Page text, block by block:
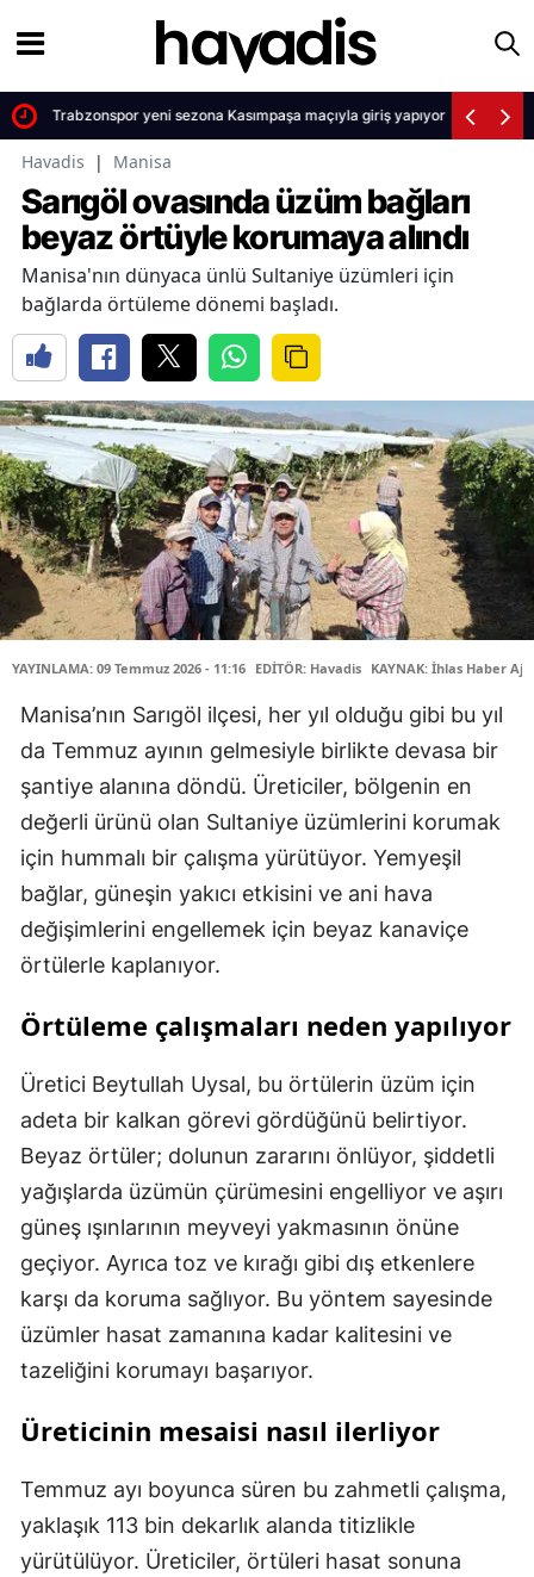
Trabzonspor yeni sezona Kasımpaşa maçıyla giriş yapıyor
Havadis | Manisa
Sarıgöl ovasında üzüm bağları
beyaz örtüyle korumaya alındı
Manisa'nın dünyaca ünlü Sultaniye üzümleri için
bağlarda örtüleme dönemi başladı.
YAYINLAMA: 09 Temmuz 2026 - 11:16 EDİTÖR: Havadis KAYNAK: İhlas Haber
Manisa’nın Sarıgöl ilçesi, her yıl olduğu gibi bu yıl
da Temmuz ayının gelmesiyle birlikte devasa bir
şantiye alanına döndü. Üreticiler, bölgenin en
değerli ürünü olan Sultaniye üzümlerini korumak
için hummalı bir çalışma yürütüyor. Yemyeşil
bağlar, güneşin yakıcı etkisini ve ani hava
değişimlerini engellemek için beyaz kanaviçe
örtülerle kaplanıyor.
Örtüleme çalışmaları neden yapılıyor
Üretici Beytullah Uysal, bu örtülerin üzüm için
adeta bir kalkan görevi gördüğünü belirtiyor.
Beyaz örtüler; dolunun zararını önlüyor, şiddetli
yağışlarda üzümün çürümesini engelliyor ve aşırı
güneş ışınlarının meyveyi yakmasının önüne
geçiyor. Ayrıca toz ve kırağı gibi dış etkenlere
karşı da koruma sağlıyor. Bu yöntem sayesinde
üzümler hasat zamanına kadar kalitesini ve
tazeliğini korumayı başarıyor.
Üreticinin mesaisi nasıl ilerliyor
Temmuz ayı boyunca süren bu zahmetli çalışma,
yaklaşık 113 bin dekarlık alanda titizlikle
yürütülüyor. Üreticiler, örtüleri hasat sonuna